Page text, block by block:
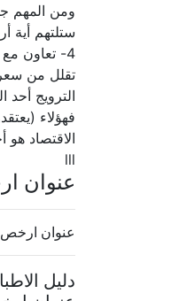
ومن المهم
ستلتهم أية
4- تعاون
تقلل من سعر
الترويج
فهؤلاء
الاقتصاد هو
lll
عنوان
عنوان ارخص
دليل